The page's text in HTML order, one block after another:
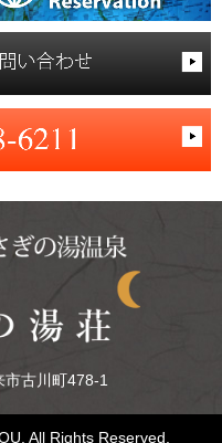
市古川町478-1
All Rights Reserved.